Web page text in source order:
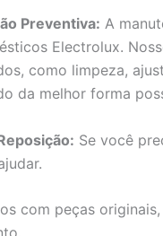
Preventiva: A
Electrolux.
como limpeza,
da melhor forma
Se você
com peças